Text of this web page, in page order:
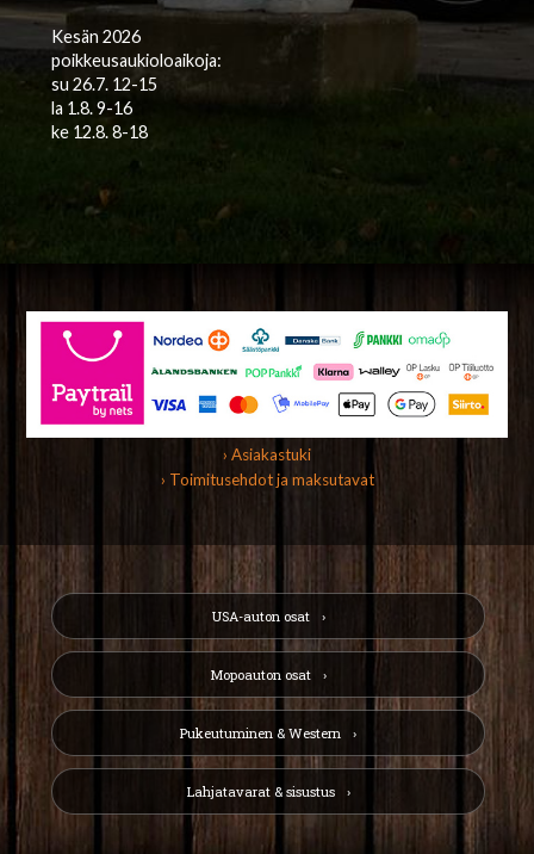
Kesän 2026
poikkeusaukioloaikoja:
su 26.7. 12-15
la 1.8. 9-16
ke 12.8. 8-18
› Asiakastuki
› Toimitusehdot ja maksutavat
USA-auton osat
Mopoauton osat
Pukeutuminen & Western
Lahjatavarat & sisustus